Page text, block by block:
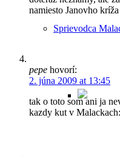
Sprievodca
namiesto Janovho
pepe hovorí:
2. júna 2009 at 13:45
tak o toto som ani ja
kazdy kut v